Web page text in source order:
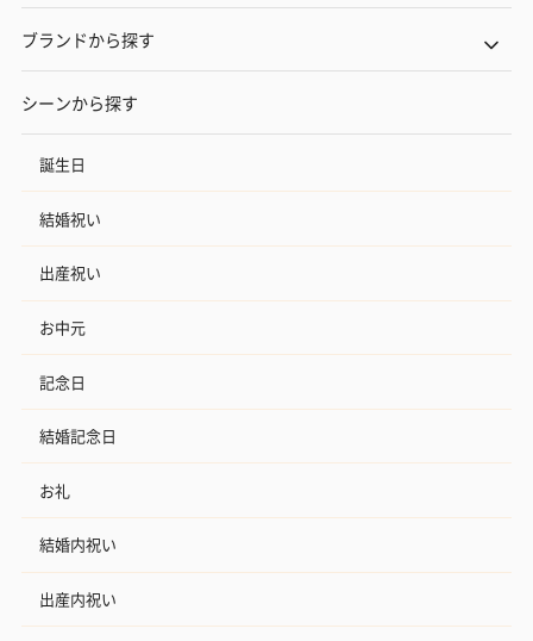
ブランドから探す
シーンから探す
誕生日
結婚祝い
出産祝い
お中元
記念日
結婚記念日
お礼
結婚内祝い
出産内祝い